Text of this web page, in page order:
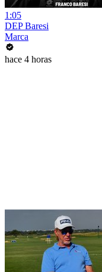
1:05
DEP Baresi
Marca
hace 4 horas